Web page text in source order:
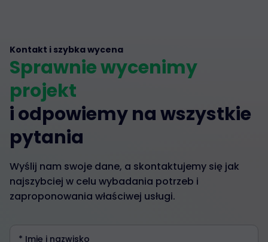
Kontakt i szybka wycena
Sprawnie wycenimy
projekt
i odpowiemy na wszystkie
pytania
Wyślij nam swoje dane, a skontaktujemy się jak
najszybciej w celu wybadania potrzeb i
zaproponowania właściwej usługi.